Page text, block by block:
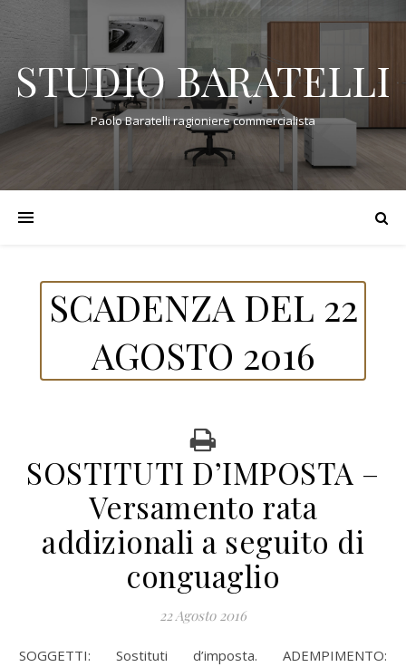
STUDIO BARATELLI
Paolo Baratelli ragioniere commercialista
SCADENZA DEL 22
AGOSTO 2016
SOSTITUTI D’IMPOSTA –
Versamento rata
addizionali a seguito di
conguaglio
22 Agosto 2016
SOGGETTI: Sostituti d’imposta. ADEMPIMENTO: